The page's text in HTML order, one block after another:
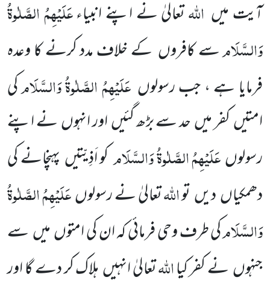
آیت میں اللّٰہتعالیٰ نے اپنے انبیاءعَلَیْہِمُ الصَّلٰوۃُ
وَالسَّلَامسے کافروں کے خلاف مددکرنے کا وعدہ
فرمایا ہے ، جب رسولوں عَلَیْہِمُ الصَّلٰوۃُ وَالسَّلَامکی
امتیںکفر میںحد سے بڑھ گئیںاور انہوںنے اپنے
رسولوںعَلَیْہِمُ الصَّلٰوۃُ وَالسَّلَامکو اَذِیّتیںپہنچانے کی
دھمکیاںدیںتواللّٰہتعالیٰ نے رسولوںعَلَیْہِمُ الصَّلٰوۃُ
وَالسَّلَامکی طرف وحی فرمائیکہ ان کی امتوںمیںسے
جنہوںنے کفر کیااللّٰہتعالیٰ انہیںہلاک کر دے گا اور